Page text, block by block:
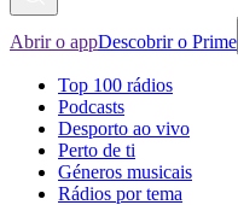
Abrir o appDescobrir o Prime
Top 100 rádios
Podcasts
Desporto ao vivo
Perto de ti
Géneros musicais
Rádios por tema